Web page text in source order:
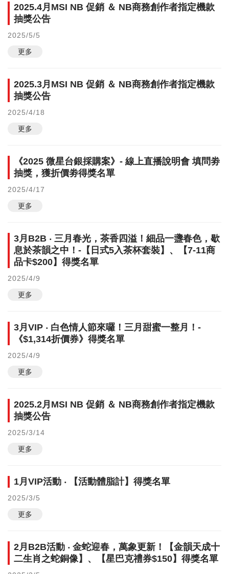
2025.4月MSI NB 促銷 ＆ NB商務創作者指定機款
抽獎公告
2025/5/5
更多
2025.3月MSI NB 促銷 ＆ NB商務創作者指定機款
抽獎公告
2025/4/18
更多
《2025 微星台銀採購案》- 線上直播說明會 填問劵
抽獎，獲折價劵得獎名單
2025/4/17
更多
3月B2B ‧ 三月春光，茶香四溢！細品一盞春色，歇
息於茶韻之中！-【日式5入茶杯套裝】、【7-11商
品卡$200】得獎名單
2025/4/9
更多
3月VIP ‧ 白色情人節來囉！三月甜蜜一整月！-
《$1,314折價券》得獎名單
2025/4/9
更多
2025.2月MSI NB 促銷 ＆ NB商務創作者指定機款
抽獎公告
2025/3/14
更多
1月VIP活動 ‧ 【活動體脂計】得獎名單
2025/3/5
更多
2月B2B活動 ‧ 金蛇迎春，萬象更新！【金韻天成十
二生肖之蛇銅像】、【星巴克禮券$150】得獎名單